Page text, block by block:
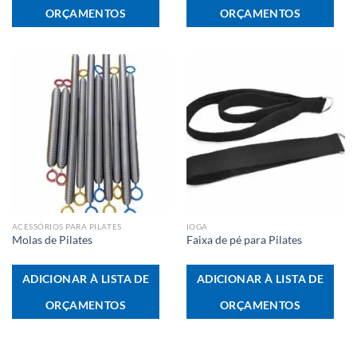
ORÇAMENTOS
ORÇAMENTOS
ACESSÓRIOS PARA PILATES
Molas de Pilates
ADICIONAR À LISTA DE
ORÇAMENTOS
IOGA
Faixa de pé para Pilates
ADICIONAR À LISTA DE
ORÇAMENTOS